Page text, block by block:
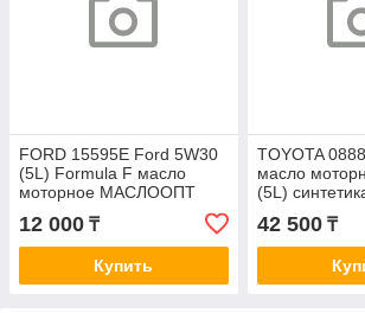
FORD 15595E Ford 5W30
(5L) Formula F масло
моторное МАСЛООПТ
12 000 ₸
Купить
TOYOTA
масло
(5L)
42 500₸